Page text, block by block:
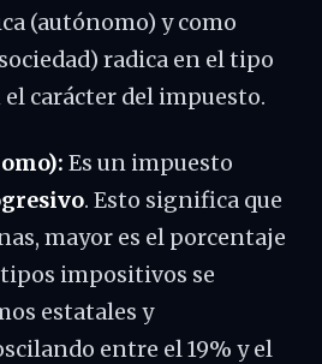
(autónomo) y como
radica en el tipo
carácter del impuesto.
Es un impuesto
. Esto significa que
mayor es el porcentaje
tipos impositivos se
estatales y
entre el 19% y el